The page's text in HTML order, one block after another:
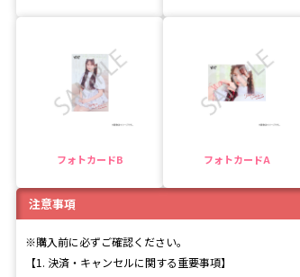
フォトカードB フォトカードA
注意事項
※購入前に必ずご確認ください。
【1. 決済・キャンセルに関する重要事項】